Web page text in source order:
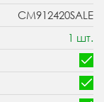
CM912420SALE
1 шт.